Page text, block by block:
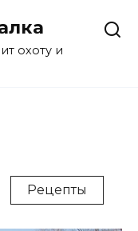
охоту и
Рецепты